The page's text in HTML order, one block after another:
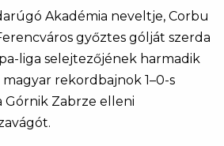
Akadémia neveltje, Corbu
győztes gólját szerda
liga selejtezőjének harmadik
rekordbajnok 1–0-s
Górnik Zabrze elleni